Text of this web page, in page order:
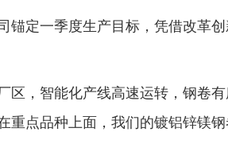
锚定一季度生产目标，凭借改革
区，智能化产线高速运转，钢卷
重点品种上面，我们的镀铝锌镁